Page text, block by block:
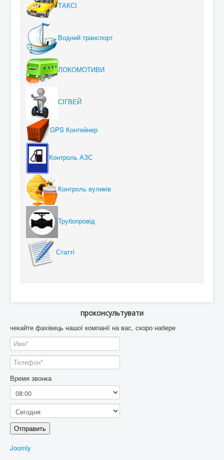
ТАКСІ
Водний транспорт
ЛОКОМОТИВИ
СІГВЕЙ
GPS Контейнер
Контроль АЗС
Контроль вуликів
Трубопровід
Статті
проконсультувати
чекайте фахівець нашої компанії на вас, скоро набере
Время звонка
Отправить
Joomly